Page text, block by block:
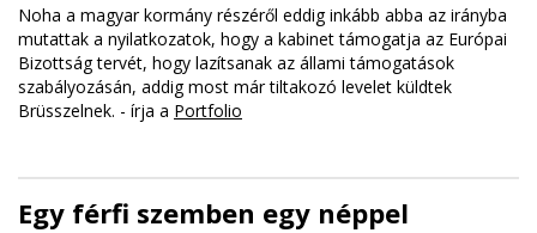
Noha a magyar kormány részéről eddig inkább abba az irányba
mutattak a nyilatkozatok, hogy a kabinet támogatja az Európai
Bizottság tervét, hogy lazítsanak az állami támogatások
szabályozásán, addig most már tiltakozó levelet küldtek
Brüsszelnek. - írja a Portfolio
Egy férfi szemben egy néppel